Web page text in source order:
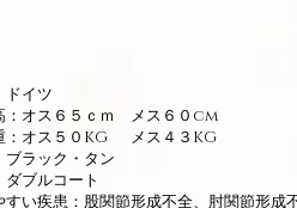
ドイツ
：オス６５ｃｍ メス６０cm
：オス５０KG メス４３KG
ブラック・タン
ダブルコート
すい疾患：股関節形成不全、肘関節形成